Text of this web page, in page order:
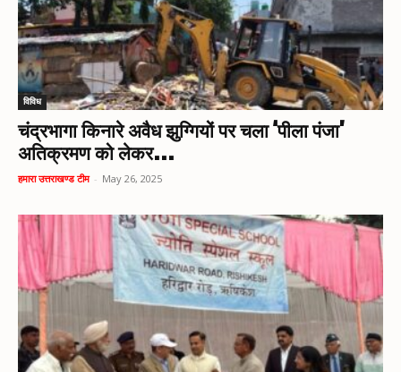
विविध
चंद्रभागा किनारे अवैध झुग्गियों पर चला ‘पीला पंजा’
अतिक्रमण को लेकर...
हमारा उत्तराखण्ड टीम - May 26, 2025